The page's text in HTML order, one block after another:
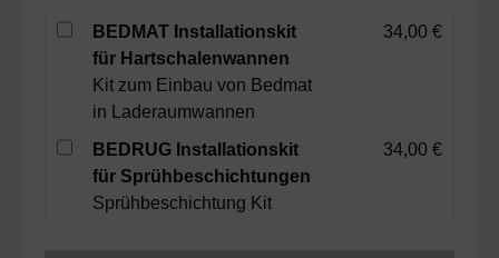
BEDMAT Installationskit
für Hartschalenwannen
Kit zum Einbau von Bedmat
in Laderaumwannen
34,00 €
BEDRUG Installationskit
für Sprühbeschichtungen
Sprühbeschichtung Kit
34,00 €